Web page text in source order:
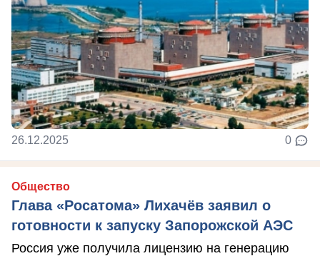
26.12.2025 0
Общество
Глава «Росатома» Лихачёв заявил о
готовности к запуску Запорожской АЭС
Россия уже получила лицензию на генерацию